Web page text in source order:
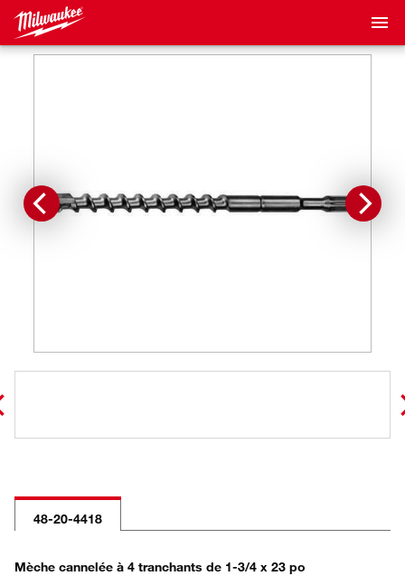
48-20-4418
Mèche cannelée à 4 tranchants de 1-3/4 x 23 po